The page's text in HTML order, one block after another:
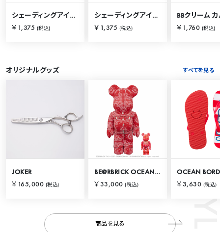
シェーディングアイライナー ブラック
￥1,375 (税込)
シェーディングアイライナー ブラウン
￥1,375 (税込) ￥1,760 (税込)
オリジナルグッズ すべてを見る
JOKER
￥165,000 (税込)
BE@RBRICK OCEAN TOKYO 100％ & 400％
￥33,000 (税込) ￥3,630 (税込)
商品を見る